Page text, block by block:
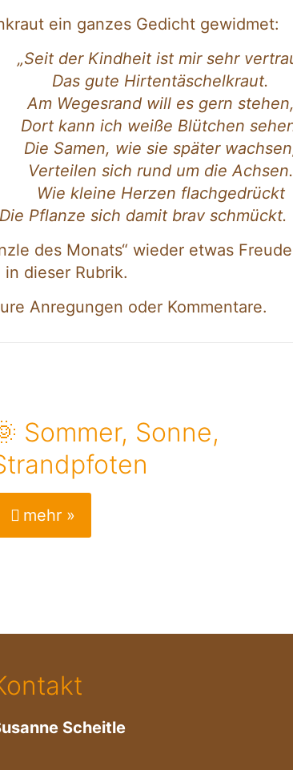
ein ganzes Gedicht gewidmet:
„Seit der Kindheit ist mir sehr
Das gute Hirtentäschelkraut.
Am Wegesrand will es gern stehen,
Dort kann ich weiße Blütchen
Die Samen, wie sie später
Verteilen sich rund um die Achsen.
Wie kleine Herzen flachgedrückt
Die Pflanze sich damit brav schmückt.
des Monats“ wieder etwas
dieser Rubrik.
Anregungen oder Kommentare.
Sommer, Sonne,
mehr »
Scheitle